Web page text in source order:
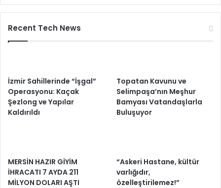
Recent Tech News
İzmir Sahillerinde “İşgal”
Operasyonu: Kaçak
Şezlong ve Yapılar
Kaldırıldı
Topatan Kavunu ve
Selimpaşa’nın Meşhur
Bamyası Vatandaşlarla
Buluşuyor
MERSİN HAZIR GİYİM
İHRACATI 7 AYDA 211
MİLYON DOLARI AŞTI
“Askeri Hastane, kültür
varlığıdır,
özelleştirilemez!”